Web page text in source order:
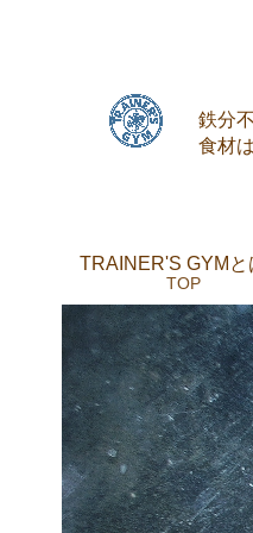
鉄分
食材
TRAINER'S GYMと